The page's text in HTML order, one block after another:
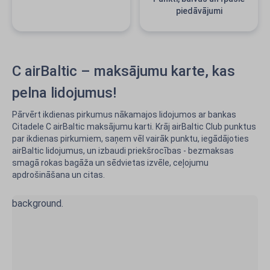
piedāvājumi
C airBaltic – maksājumu karte, kas
pelna lidojumus!
Pārvērt ikdienas pirkumus nākamajos lidojumos ar bankas
Citadele C airBaltic maksājumu karti. Krāj airBaltic Club punktus
par ikdienas pirkumiem, saņem vēl vairāk punktu, iegādājoties
airBaltic lidojumus, un izbaudi priekšrocības - bezmaksas
smagā rokas bagāža un sēdvietas izvēle, ceļojumu
apdrošināšana un citas.